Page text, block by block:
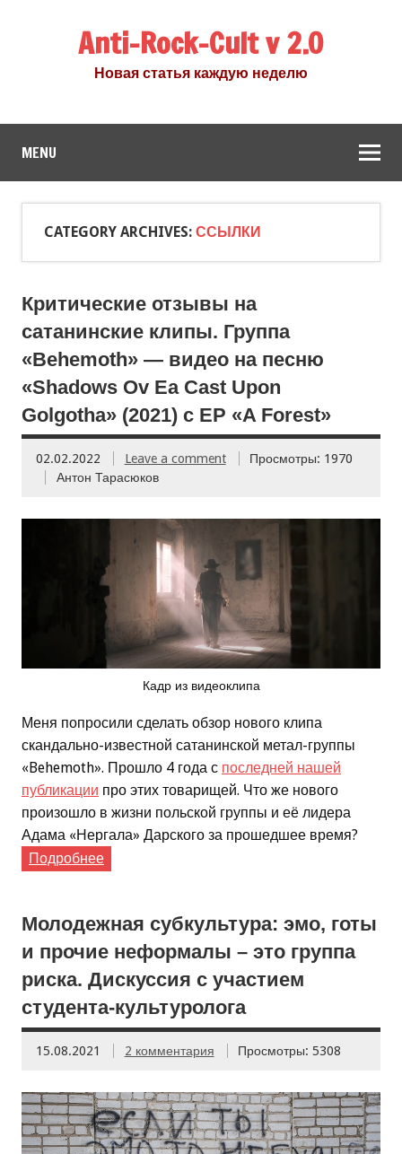
Anti-Rock-Cult v 2.0
Новая статья каждую неделю
MENU
CATEGORY ARCHIVES: ССЫЛКИ
Критические отзывы на
сатанинские клипы. Группа
«Behemoth» — видео на песню
«Shadows Ov Ea Cast Upon
Golgotha» (2021) с EP «A Forest»
02.02.2022 Leave a comment
Просмотры: 1970
Антон Тарасюков
Кадр из видеоклипа
Меня попросили сделать обзор нового клипа
скандально-известной сатанинской метал-группы
«Behemoth». Прошло 4 года с последней нашей
публикации про этих товарищей. Что же нового
произошло в жизни польской группы и её лидера
Адама «Нергала» Дарского за прошедшее время?
Подробнее
Молодежная субкультура: эмо, готы
и прочие неформалы – это группа
риска. Дискуссия с участием
студента-культуролога
15.08.2021 2 комментария Просмотры: 5308